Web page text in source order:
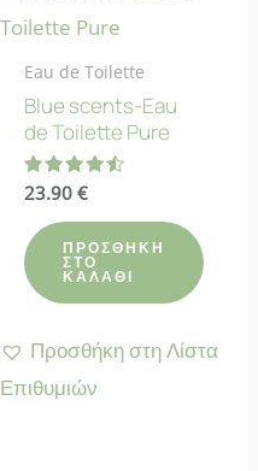
Eau de Toilette
Blue scents-Eau
de Toilette Pure
Βαθμολογήθηκε
4.50
από 5
23.90€
ΠΡΟΣΘΉΚΗ
ΣΤΟ
ΚΑΛΆΘΙ
Προσθήκη στη Λίστα
Επιθυμιών